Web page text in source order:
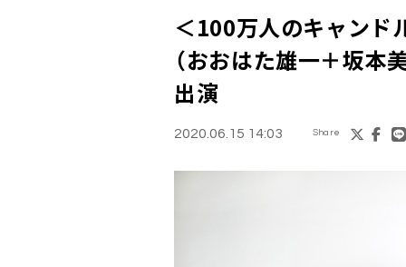
＜100万人のキャンド
（おおはた雄一＋坂本美
出演
2020.06.15 14:03 Share